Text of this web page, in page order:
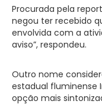
Procurada pela
negou ter recebido
envolvida com a
aviso”, respondeu.
Outro nome
estadual fluminense
opção mais